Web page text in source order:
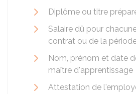
Diplôme ou titre
Salaire dû pour
contrat ou de la
Nom, prénom et date
maître d'apprentissage
Attestation de